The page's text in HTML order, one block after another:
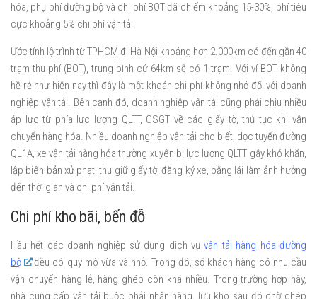
hóa, phụ phí đường bộ và chi phí BOT đã chiếm khoảng 15-30%, phí tiêu
cực khoảng 5% chi phí vận tải.
Ước tính lộ trình từ TPHCM đi Hà Nội khoảng hơn 2.000km có đến gần 40
trạm thu phí (BOT), trung bình cứ 64km sẽ có 1 trạm. Với ví BOT không
hề rẻ như hiện nay thì đây là một khoản chi phí không nhỏ đối với doanh
nghiệp vận tải. Bên cạnh đó, doanh nghiệp vận tải cũng phải chịu nhiều
áp lực từ phía lực lượng QLTT, CSGT về các giấy tờ, thủ tục khi vận
chuyển hàng hóa. Nhiều doanh nghiệp vận tải cho biết, dọc tuyến đường
QL1A, xe vận tải hàng hóa thường xuyên bị lực lượng QLTT gây khó khăn,
lập biên bản xử phạt, thu giữ giấy tờ, đăng ký xe, bằng lái làm ảnh hưởng
đến thời gian và chi phí vận tải.
Chi phí kho bãi, bến đỗ
Hầu hết các doanh nghiệp sử dụng dịch vụvận tải hàng hóa đường
bộ
đều có quy mô vừa và nhỏ. Trong đó, số khách hàng có nhu cầu
vận chuyển hàng lẻ, hàng ghép còn khá nhiều. Trong trường hợp này,
nhà cung cấp vận tải buộc phải nhận hàng, lưu kho sau đó chờ ghép